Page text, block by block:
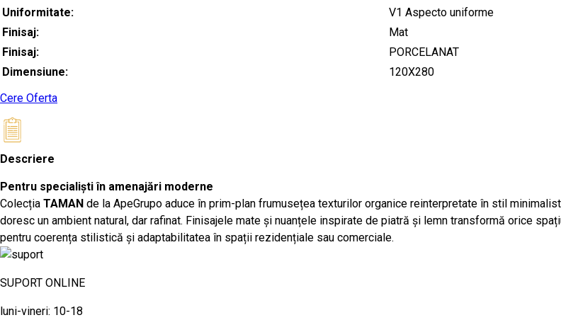
Uniformitate:
V1 Aspecto uniforme
Finisaj:
Mat
Finisaj:
PORCELANAT
Dimensiune:
120X280
Cere Oferta
Descriere
Pentru specialiști în amenajări moderne
Colecția TAMAN de la ApeGrupo aduce în prim-plan frumusețea texturilor organice reinterpretate în stil
doresc un ambient natural, dar rafinat. Finisajele mate și nuanțele inspirate de piatră și lemn transformă orice
pentru coerența stilistică și adaptabilitatea în spații rezidențiale sau comerciale.
SUPORT ONLINE
luni-vineri: 10-18